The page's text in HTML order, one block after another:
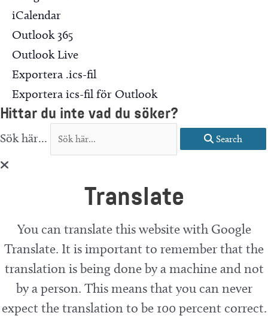
iCalendar
Outlook 365
Outlook Live
Exportera .ics-fil
Exportera ics-fil för Outlook
Hittar du inte vad du söker?
Sök här... Search
Translate
You can translate this website with Google
Translate. It is important to remember that the
translation is being done by a machine and not
by a person. This means that you can never
expect the translation to be 100 percent correct.